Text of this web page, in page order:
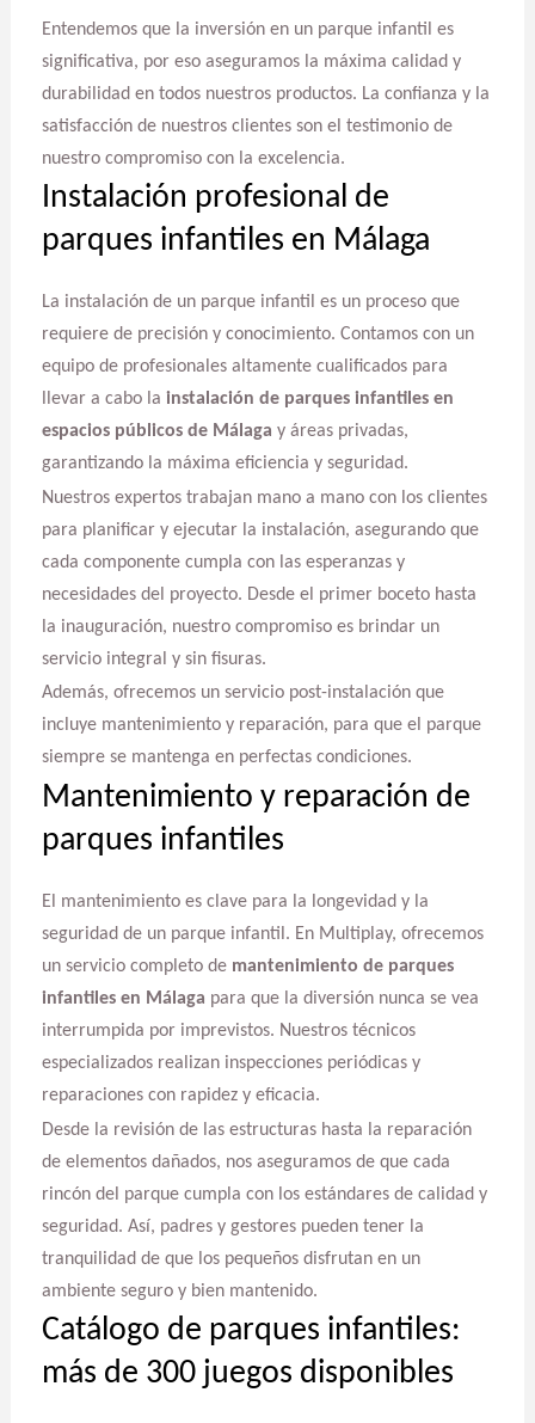
Entendemos que la inversión en un parque infantil es
significativa, por eso aseguramos la máxima calidad y
durabilidad en todos nuestros productos. La confianza y la
satisfacción de nuestros clientes son el testimonio de
nuestro compromiso con la excelencia.
Instalación profesional de
parques infantiles en Málaga
La instalación de un parque infantil es un proceso que
requiere de precisión y conocimiento. Contamos con un
equipo de profesionales altamente cualificados para
llevar a cabo la instalación de parques infantiles en
espacios públicos de Málaga y áreas privadas,
garantizando la máxima eficiencia y seguridad.
Nuestros expertos trabajan mano a mano con los clientes
para planificar y ejecutar la instalación, asegurando que
cada componente cumpla con las esperanzas y
necesidades del proyecto. Desde el primer boceto hasta
la inauguración, nuestro compromiso es brindar un
servicio integral y sin fisuras.
Además, ofrecemos un servicio post-instalación que
incluye mantenimiento y reparación, para que el parque
siempre se mantenga en perfectas condiciones.
Mantenimiento y reparación de
parques infantiles
El mantenimiento es clave para la longevidad y la
seguridad de un parque infantil. En Multiplay, ofrecemos
un servicio completo de mantenimiento de parques
infantiles en Málaga para que la diversión nunca se vea
interrumpida por imprevistos. Nuestros técnicos
especializados realizan inspecciones periódicas y
reparaciones con rapidez y eficacia.
Desde la revisión de las estructuras hasta la reparación
de elementos dañados, nos aseguramos de que cada
rincón del parque cumpla con los estándares de calidad y
seguridad. Así, padres y gestores pueden tener la
tranquilidad de que los pequeños disfrutan en un
ambiente seguro y bien mantenido.
Catálogo de parques infantiles:
más de 300 juegos disponibles